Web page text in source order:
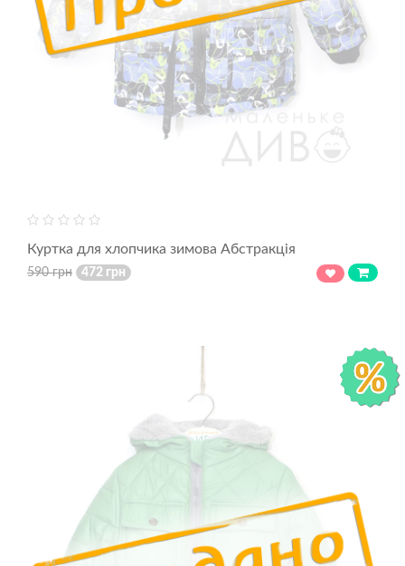
Куртка для хлопчика зимова Абстракція
590 грн 472 грн